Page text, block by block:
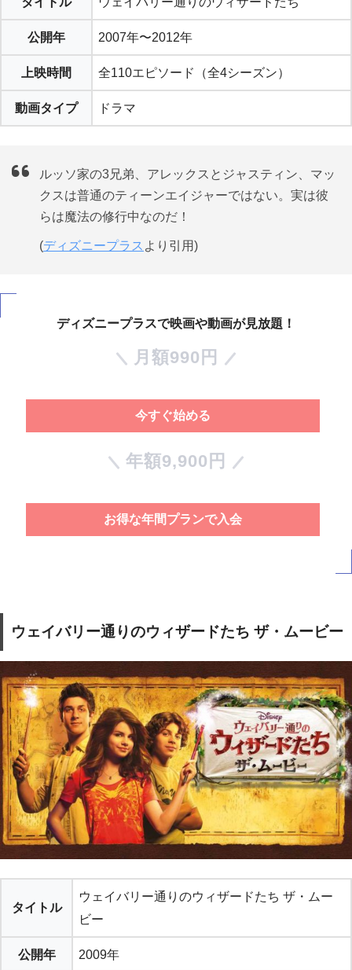
公開年 2007年〜2012年
上映時間 全110エピソード（全4シーズン）
動画タイプ ドラマ
ルッソ家の3兄弟、アレックスとジャスティン、マッ
クスは普通のティーンエイジャーではない。実は彼
らは魔法の修行中なのだ！
(ディズニープラス より引用)
ディズニープラスで映画や動画が見放題！
月額990円
今すぐ始める
年額9,900円
お得な年間プランで入会
ウェイバリー通りのウィザードたち ザ・ムービー
タイトル
ウェイバリー通りのウィザードたち ザ・ムー
ビー
公開年 2009年